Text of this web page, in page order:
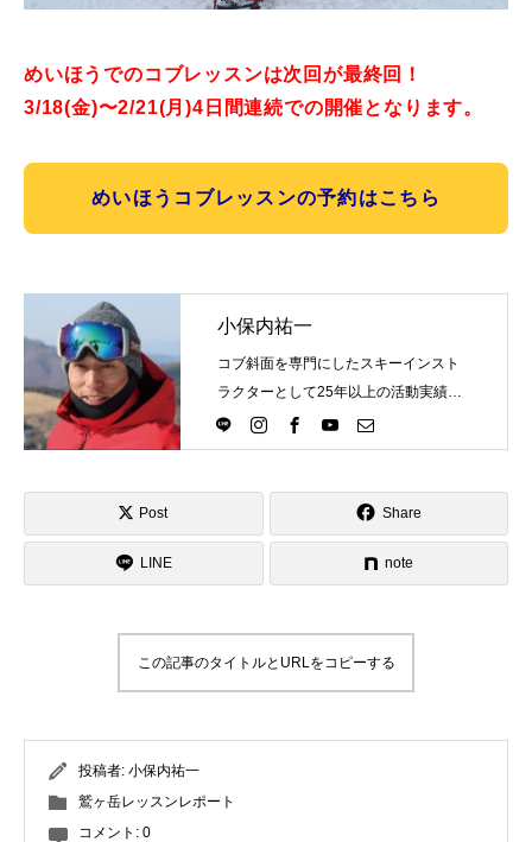
めいほうでのコブレッスンは次回が最終回！
3/18(金)〜2/21(月)4日間連続での開催となります。
めいほうコブレッスンの予約はこちら
小保内祐一
コブ斜面を専門にしたスキーインスト
ラクターとして25年以上の活動実績。
Directlineスキースクール代表として、
スキーインストラクターが職業選択の
Post Share
LINE note
この記事のタイトルとURLをコピーする
投稿者: 小保内祐一
鷲ヶ岳レッスンレポート
コメント: 0